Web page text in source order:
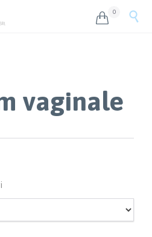
 0 
vaginale